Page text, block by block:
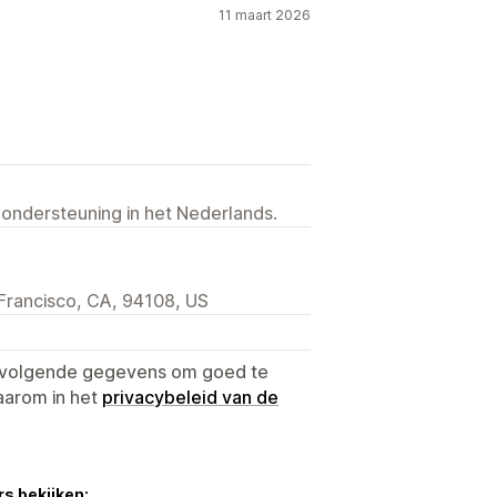
11 maart 2026
in het Nederlands.
CA, 94108, US
gegevens om goed te
in het privacybeleid van de